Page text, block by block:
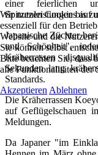
einer feierlichen
Spitzenleistungen bis
Japanische Züchter
und Schönheit",
Kräherrassen
Sekunden lang
Standards.
Die Kräherrassen
auf Geflügelschauen
Meldungen.
Da Japaner "im
Wir nutzen Cookies auf
essenziell für den
Website und die
Sie können selbst
Bitte beachten Sie,
alle Funktionalitäten der
Akzeptieren Ablehnen